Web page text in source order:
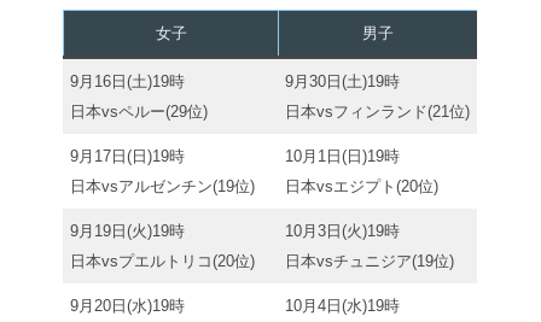
女子 男子
9月16日(土)19時
日本vsペルー(29位)
9月30日(土)19時
日本vsフィンランド(21位)
9月17日(日)19時
日本vsアルゼンチン(19位)
10月1日(日)19時
日本vsエジプト(20位)
9月19日(火)19時
日本vsプエルトリコ(20位)
10月3日(火)19時
日本vsチュニジア(19位)
9月20日(水)19時
10月4日(水)19時